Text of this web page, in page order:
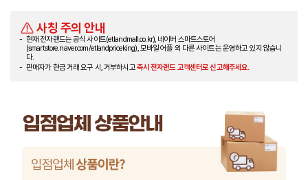
사칭 주의 안내
현재 전자랜드는 공식 사이트(etlandmall.co.kr), 네이버 스마트스토어
(smartstore.naver.com/etlandpriceking), 모바일 어플 외 다른 사이트는 운영하고 있지 않습니
다.
판매자가 현금 거래 요구 시, 거부하시고즉시 전자랜드 고객센터로 신고해주세요.